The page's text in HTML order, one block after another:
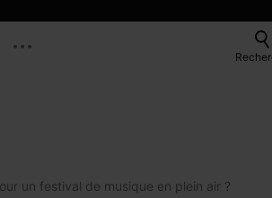
un festival de musique en plein air ?